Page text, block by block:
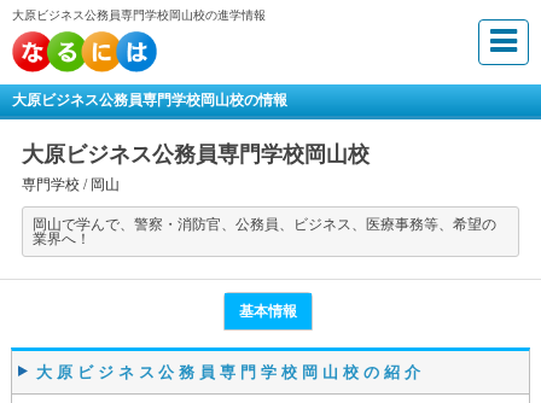
大原ビジネス公務員専門学校岡山校の進学情報
大原ビジネス公務員専門学校岡山校の情報
大原ビジネス公務員専門学校岡山校
専門学校 / 岡山
岡山で学んで、警察・消防官、公務員、ビジネス、医療事務等、希望の
業界へ！
基本情報
大原ビジネス公務員専門学校岡山校の紹介